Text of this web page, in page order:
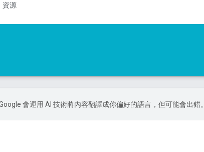
資源
會運用 AI 技術將內容翻譯成你偏好的語言，但可能會出錯。